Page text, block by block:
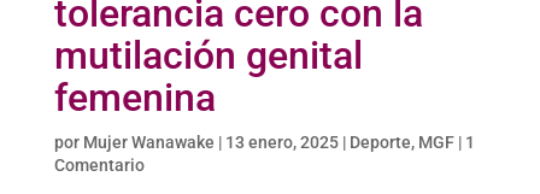
tolerancia cero con la
mutilación genital
femenina
por Mujer Wanawake | 13 enero, 2025| Deporte, MGF| 1
Comentario